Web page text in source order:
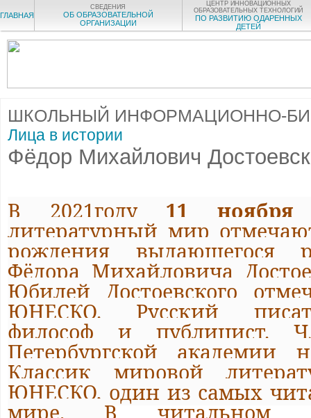
ГЛАВНАЯ
СВЕДЕНИЯ
ОБ ОБРАЗОВАТЕЛЬНОЙ
ОРГАНИЗАЦИИ
ЦЕНТР ИННОВАЦИОННЫХ
ОБРАЗОВАТЕЛЬНЫХ ТЕХНОЛОГИЙ
ПО РАЗВИТИЮ ОДАРЕННЫХ
ДЕТЕЙ
ШКОЛЬНЫЙ ИНФОРМАЦИОННО-
Лица в истории
Фёдор Михайлович
В 2021году 11 ноября
литературный мир
рождения выдающегося
Фёдора Михайловича
Юбилей Достоевского
ЮНЕСКО. Русский
философ и публицист.
Петербургской академии
Классик мировой
ЮНЕСКО, один из самых
мире. В читальном